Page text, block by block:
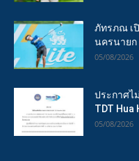
ภัทรภณ เ
นครนายก
05/08/2026
ประกาศไ
TDT Hua
05/08/2026